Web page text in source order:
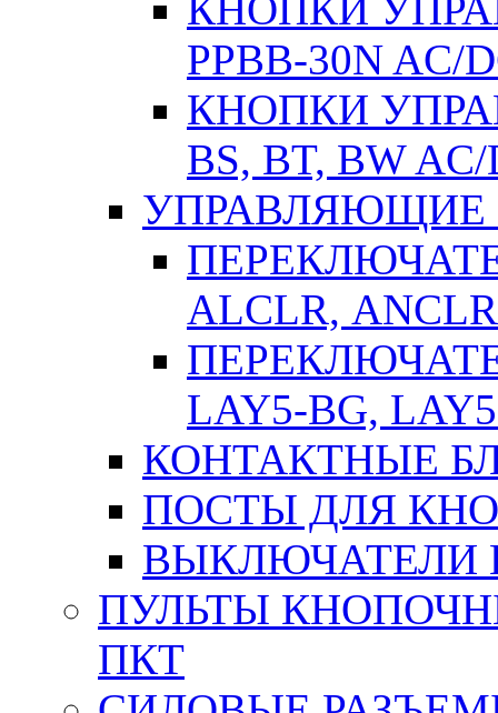
РPВВ-30N AC/
КНОПКИ
BS, BT, BW AC/
УПРАВЛЯЮЩИЕ
АLСLR, АNСLR
LAY5-BG,
КОНТАКТНЫЕ
ПОСТЫ ДЛЯ
ВЫКЛЮЧАТЕЛИ
ПУЛЬТЫ
ПКТ